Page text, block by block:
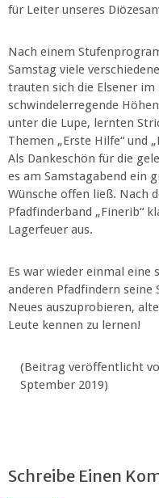
für Leiter unseres
Nach einem
Samstag viele
trauten sich die Elsener
schwindelerregende
unter die Lupe, lernten
Themen „Erste Hilfe“ und
Als Dankeschön für die
es am Samstagabend ein
Wünsche offen ließ. Nach
Pfadfinderband „Finerib“
Lagerfeuer aus.
Es war wieder einmal eine
anderen Pfadfindern seine
Neues auszuprobieren,
Leute kennen zu lernen!
(Beitrag veröffentlicht
Sptember 2019)
Schreibe Einen